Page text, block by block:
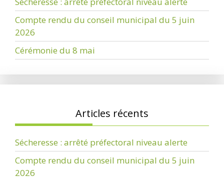
Compte rendu du conseil municipal du 5 juin
2026
Cérémonie du 8 mai
Articles récents
Sécheresse : arrêté préfectoral niveau alerte
Compte rendu du conseil municipal du 5 juin
2026